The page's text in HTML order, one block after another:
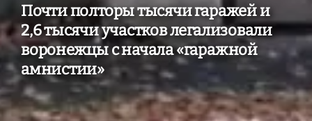
Почти полторы тысячи гаражей и
2,6 тысячи участков легализовали
воронежцы с начала «гаражной
амнистии»